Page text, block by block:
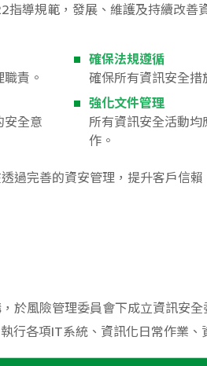
導規範，發展、維護及持續改善
責。
安全意
確保法規遵循
確保所有資訊安全措
強化文件管理
所有資訊安全活動
作。
過完善的資安管理，提升客戶信
於風險管理委員會下成立資訊安
行各項IT系統、資訊化日常作業、